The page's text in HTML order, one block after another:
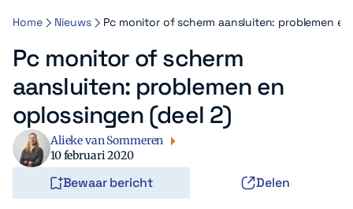
Home Nieuws Pc monitor of scherm aansluiten: problemen
Pc monitor of scherm
aansluiten: problemen en
oplossingen (deel 2)
Alieke van Sommeren
10 februari 2020
Bewaar bericht Delen